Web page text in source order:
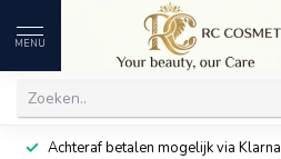
MENU
Achteraf betalen mogelijk via Klarna